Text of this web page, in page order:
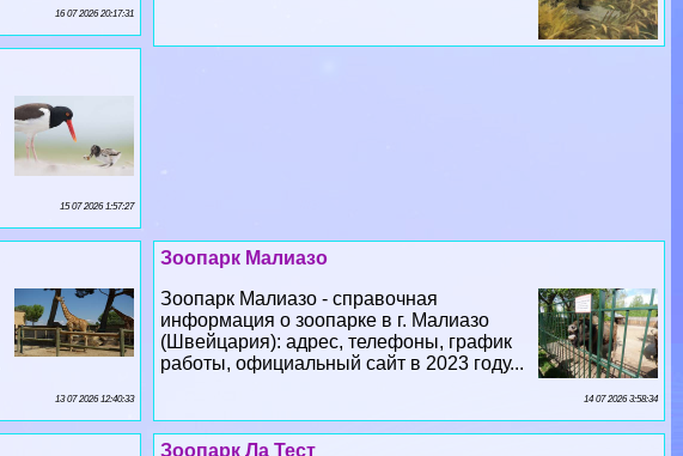
16 07 2026 20:17:31
15 07 2026 1:57:27
Зоопарк Малиазо
Зоопарк Малиазо - справочная
информация о зоопарке в г. Малиазо
(Швейцария): адрес, телефоны, график
работы, официальный сайт в 2023 году...
14 07 2026 3:58:34
13 07 2026 12:40:33
Зоопарк Ла Тест